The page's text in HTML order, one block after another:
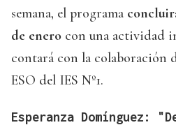
semana, el programa
de enero con una actividad
contará con la colaboración
ESO del IES Nº1.
Esperanza Domínguez: